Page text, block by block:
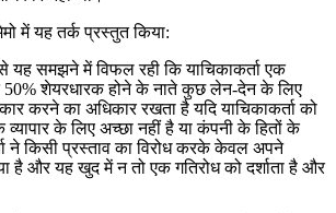
में यह तर्क प्रस्तुत किया:
यह समझने में विफल रही कि याचिकाकर्ता एक
शेयरधारक होने के नाते कुछ लेन-देन के लिए
करने का अधिकार रखता है यदि याचिकाकर्ता को
के लिए अच्छा नहीं है या कंपनी के हितों के
ने किसी प्रस्ताव का विरोध करके केवल अपने
है और यह खुद में न तो एक गतिरोध को दर्शाता है और